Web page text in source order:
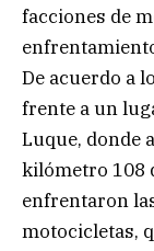
facciones de
De acuerdo a
frente a un
Luque, donde
kilómetro 108
enfrentaron
motocicletas,